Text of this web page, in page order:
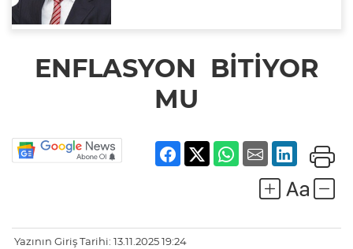
ENFLASYON BİTİYOR
MU
Yazının Giriş Tarihi: 13.11.2025 19:24